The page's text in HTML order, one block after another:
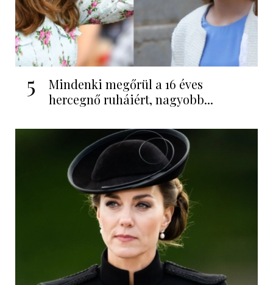
5
Mindenki megőrül a 16 éves
hercegnő ruháiért, nagyobb...